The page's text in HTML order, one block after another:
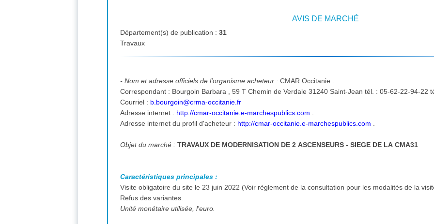
AVIS DE MARCHÉ
Département(s) de publication :31
Travaux
- Nom et adresse officiels de l'organisme acheteur :CMAR Occitanie .
Correspondant : Bourgoin Barbara , 59 T Chemin de Verdale 31240 Saint-Jean tél. : 05-62-22-94-22 télécopieur : 05-62-22-94-22
Courriel : b.bourgoin@crma-occitanie.fr
Adresse internet : http://cmar-occitanie.e-marchespublics.com
Adresse internet du profil d'acheteur : http://cmar-occitanie.e-marchespublics.com
Objet du marché :TRAVAUX DE MODERNISATION DE 2 ASCENSEURS - SIEGE DE LA CMA31
Caractéristiques principales :
Visite obligatoire du site le 23 juin 2022 (Voir règlement de la consultation pour les modalités de la
Refus des variantes.
Unité monétaire utilisée, l'euro.